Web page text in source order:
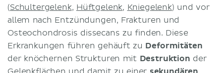
(Schultergelenk, Hüftgelenk, Kniegelenk) und vor
allem nach Entzündungen, Frakturen und
Osteochondrosis dissecans zu finden. Diese
Erkrankungen führen gehäuft zu Deformitäten
der knöchernen Strukturen mit Destruktion der